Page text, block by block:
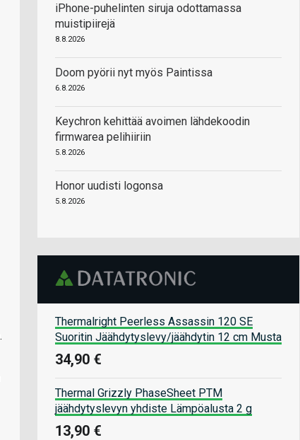
iPhone-puhelinten siruja odottamassa
muistipiirejä
8.8.2026
Doom pyörii nyt myös Paintissa
6.8.2026
Keychron kehittää avoimen lähdekoodin
firmwarea pelihiiriin
5.8.2026
Honor uudisti logonsa
5.8.2026
Thermalright Peerless Assassin 120 SE
Suoritin Jäähdytyslevy/jäähdytin 12 cm Musta
34,90 €
Thermal Grizzly PhaseSheet PTM
jäähdytyslevyn yhdiste Lämpöalusta 2 g
13,90 €